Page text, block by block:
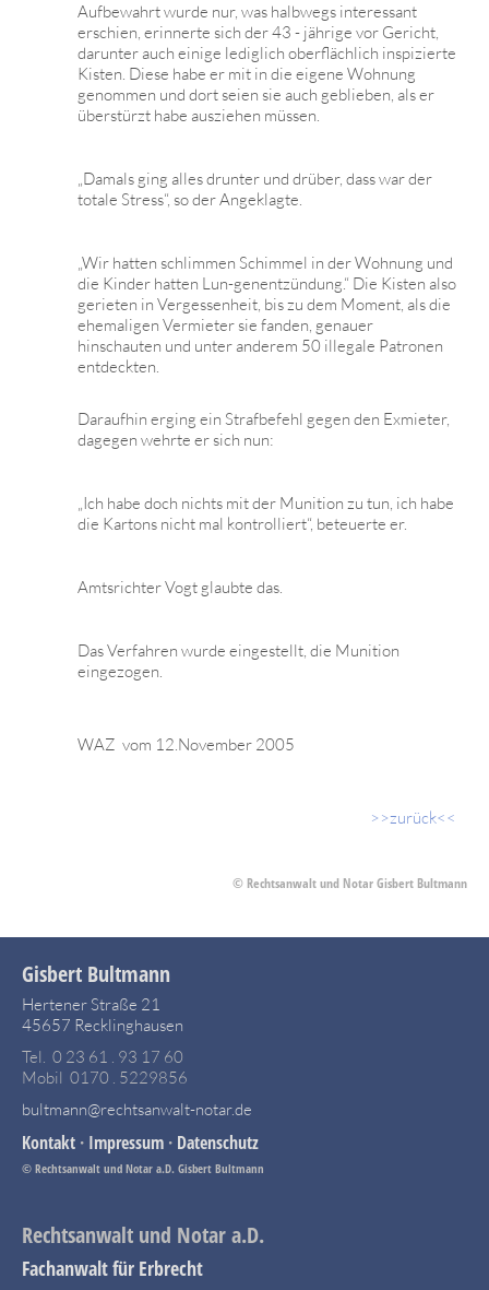
Aufbewahrt wurde nur, was halbwegs interessant
erschien, erinnerte sich der 43 - jährige vor Gericht,
darunter auch einige lediglich oberflächlich inspizierte
Kisten. Diese habe er mit in die eigene Wohnung
genommen und dort seien sie auch geblieben, als er
überstürzt habe ausziehen müssen.
„Damals ging alles drunter und drüber, dass war der
totale Stress“, so der Angeklagte.
„Wir hatten schlimmen Schimmel in der Wohnung und
die Kinder hatten Lun-genentzündung.“ Die Kisten also
gerieten in Vergessenheit, bis zu dem Moment, als die
ehemaligen Vermieter sie fanden, genauer
hinschauten und unter anderem 50 illegale Patronen
entdeckten.
Daraufhin erging ein Strafbefehl gegen den Exmieter,
dagegen wehrte er sich nun:
„Ich habe doch nichts mit der Munition zu tun, ich habe
die Kartons nicht mal kontrolliert“, beteuerte er.
Amtsrichter Vogt glaubte das.
Das Verfahren wurde eingestellt, die Munition
eingezogen.
WAZ vom 12.November 2005
>>zurück<<
© Rechtsanwalt und Notar Gisbert Bultmann
Gisbert Bultmann
Hertener Straße 21
45657 Recklinghausen
Tel. 0 23 61 . 93 17 60
Mobil 0170 . 5229856
bultmann@rechtsanwalt-notar.de
Kontakt · Impressum · Datenschutz
© Rechtsanwalt und Notar a.D. Gisbert Bultmann
Rechtsanwalt und Notar a.D.
Fachanwalt für Erbrecht